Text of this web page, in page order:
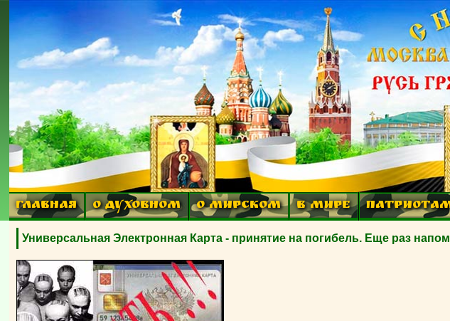
ГЛАВНАЯ О ДУХОВНОМ О МИРСКОМ В МИРЕ
Универсальная Электронная Карта - принятие на погибель. Еще раз